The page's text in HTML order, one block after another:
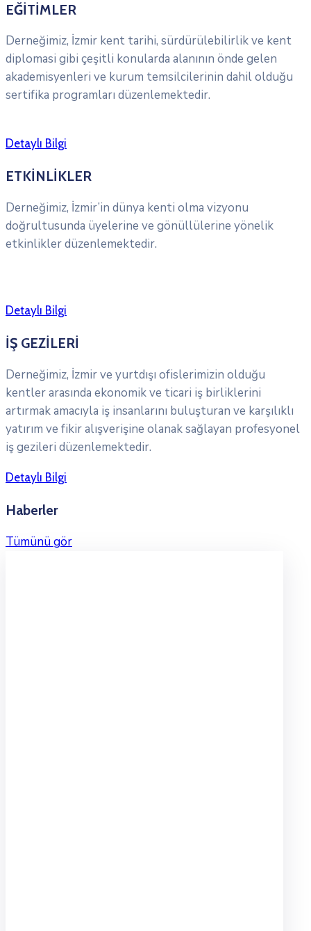
EĞİTİMLER
Derneğimiz, İzmir kent tarihi, sürdürülebilirlik ve kent
diplomasi gibi çeşitli konularda alanının önde gelen
akademisyenleri ve kurum temsilcilerinin dahil olduğu
sertifika programları düzenlemektedir.
Detaylı Bilgi
ETKİNLİKLER
Derneğimiz, İzmir’in dünya kenti olma vizyonu
doğrultusunda üyelerine ve gönüllülerine yönelik
etkinlikler düzenlemektedir.
Detaylı Bilgi
İŞ GEZİLERİ
Derneğimiz, İzmir ve yurtdışı ofislerimizin olduğu
kentler arasında ekonomik ve ticari iş birliklerini
artırmak amacıyla iş insanlarını buluşturan ve karşılıklı
yatırım ve fikir alışverişine olanak sağlayan profesyonel
iş gezileri düzenlemektedir.
Detaylı Bilgi
Haberler
Tümünü gör